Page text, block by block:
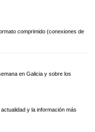
comprimido (conexiones de
en Galicia y sobre los
y la información más